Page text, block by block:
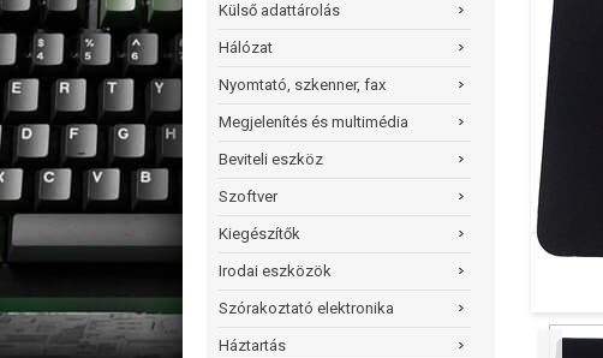
Külső adattárolás
Hálózat
Nyomtató, szkenner, fax
Megjelenítés és multimédia
Beviteli eszköz
Szoftver
Kiegészítők
Irodai eszközök
Szórakoztató elektronika
Háztartás